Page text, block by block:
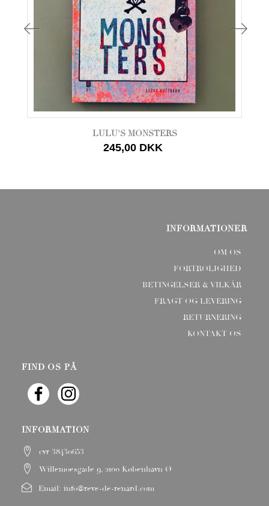
LULU'S MONSTERS
245,00 DKK
INFORMATIONER
OM OS
FORTROLIGHED
BETINGELSER & VILKÅR
FRAGT OG LEVERING
RETURNERING
KONTAKT OS
FIND OS PÅ
INFORMATION
cvr 38430653
Willemoesgade 9, 2100 København Ø
Email: info@reve-de-renard.com